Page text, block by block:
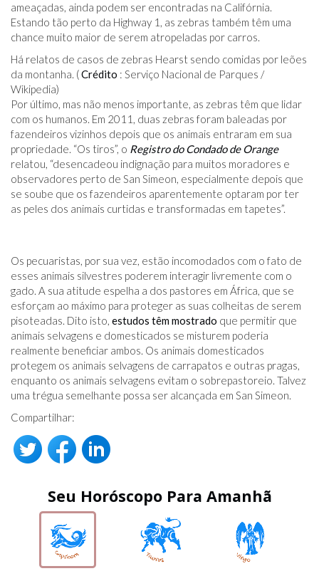
ameaçadas, ainda podem ser encontradas na Califórnia.
Estando tão perto da Highway 1, as zebras também têm uma
chance muito maior de serem atropeladas por carros.
Há relatos de casos de zebras Hearst sendo comidas por leões
da montanha. (Crédito : Serviço Nacional de Parques /
Wikipedia)
Por último, mas não menos importante, as zebras têm que lidar
com os humanos. Em 2011, duas zebras foram baleadas por
fazendeiros vizinhos depois que os animais entraram em sua
propriedade. “Os tiros”, o Registro do Condado de Orange
relatou, “desencadeou indignação para muitos moradores e
observadores perto de San Simeon, especialmente depois que
se soube que os fazendeiros aparentemente optaram por ter
as peles dos animais curtidas e transformadas em tapetes”.
Os pecuaristas, por sua vez, estão incomodados com o fato de
esses animais silvestres poderem interagir livremente com o
gado. A sua atitude espelha a dos pastores em África, que se
esforçam ao máximo para proteger as suas colheitas de serem
pisoteadas. Dito isto, estudos têm mostrado que permitir que
animais selvagens e domesticados se misturem poderia
realmente beneficiar ambos. Os animais domesticados
protegem os animais selvagens de carrapatos e outras pragas,
enquanto os animais selvagens evitam o sobrepastoreio. Talvez
uma trégua semelhante possa ser alcançada em San Simeon.
Compartilhar:
Seu Horóscopo Para Amanhã